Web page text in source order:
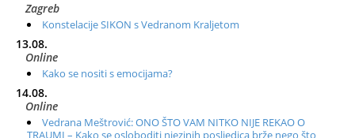
Zagreb
Konstelacije SIKON s Vedranom Kraljetom
13.08.
Online
Kako se nositi s emocijama?
14.08.
Online
Vedrana Meštrović: ONO ŠTO VAM NITKO NIJE REKAO O
TRAUMI – Kako se osloboditi njezinih posljedica brže nego što